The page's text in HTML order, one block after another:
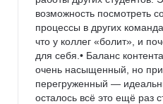
возможность посмотреть
процессы в других
что у коллег «болит», и
для себя.• Баланс
очень насыщенный, но
перегруженный —
осталось всё это ещё раз